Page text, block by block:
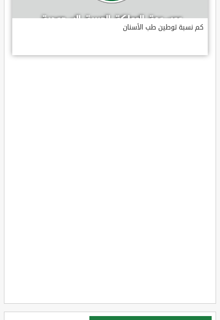
كم نسبة توطين طب الأسنان